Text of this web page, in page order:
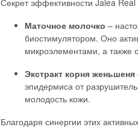
Секрет эффективности Jalea
Маточное молочко –
биостимулятором. Оно
микроэлементами, а также
Экстракт корня женьшеня
эпидермиса от
молодость кожи.
Благодаря синергии этих